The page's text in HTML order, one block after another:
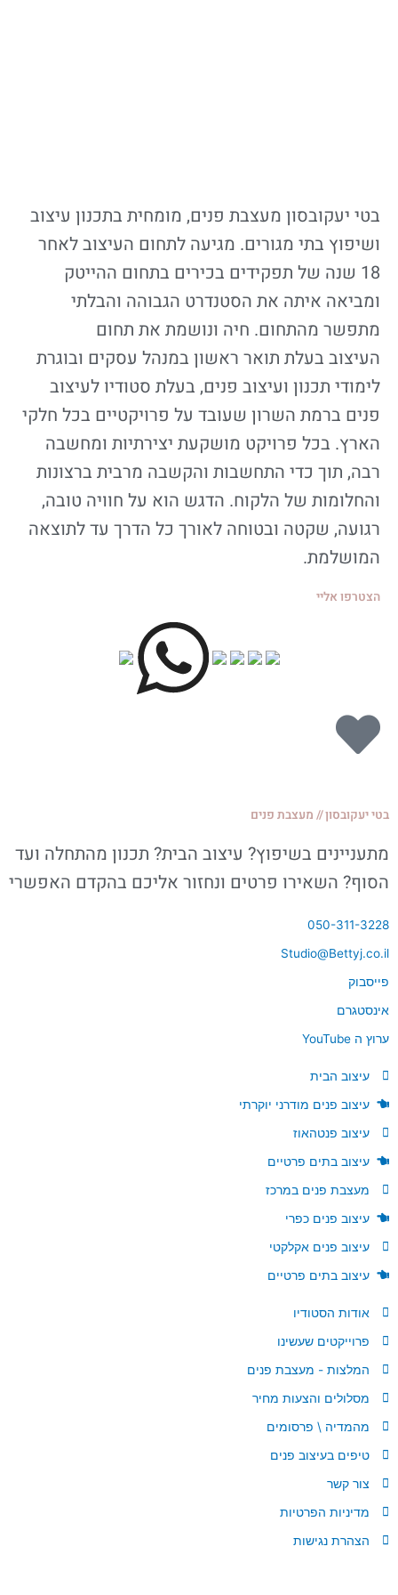
בטי יעקובסון מעצבת פנים, מומחית בתכנון עיצוב
ושיפוץ בתי מגורים. מגיעה לתחום העיצוב לאחר
18 שנה של תפקידים בכירים בתחום ההייטק
ומביאה איתה את הסטנדרט הגבוהה והבלתי
מתפשר מהתחום. חיה ונושמת את תחום
העיצוב בעלת תואר ראשון במנהל עסקים ובוגרת
לימודי תכנון ועיצוב פנים, בעלת סטודיו לעיצוב
פנים ברמת השרון שעובד על פרויקטיים בכל חלקי
הארץ. בכל פרויקט מושקעת יצירתיות ומחשבה
רבה, תוך כדי התחשבות והקשבה מרבית ברצונות
והחלומות של הלקוח. הדגש הוא על חוויה טובה,
רגועה, שקטה ובטוחה לאורך כל הדרך עד לתוצאה
המושלמת.
הצטרפו אליי
בטי יעקובסון// מעצבת פנים
מתעניינים בשיפוץ? עיצוב הבית? תכנון מהתחלה ועד
הסוף? השאירו פרטים ונחזור אליכם בהקדם האפשרי
050-311-3228
Studio@Bettyj.co.il
פייסבוק
אינסטגרם
ערוץ ה YouTube
עיצוב הבית
עיצוב פנים מודרני יוקרתי
עיצוב פנטהאוז
עיצוב בתים פרטיים
מעצבת פנים במרכז
עיצוב פנים כפרי
עיצוב פנים אקלקטי
עיצוב בתים פרטיים
אודות הסטודיו
פרוייקטים שעשינו
המלצות - מעצבת פנים
מסלולים והצעות מחיר
מהמדיה \ פרסומים
טיפים בעיצוב פנים
צור קשר
מדיניות הפרטיות
הצהרת נגישות